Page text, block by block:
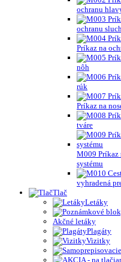
ochranu
ochranu
Príkaz na
nôh
rúk
Príkaz na
tváre
M009 Príkaz
systému
vyhradená
Tlač
Letáky
Akčné letáky
Plagáty
Vizitky